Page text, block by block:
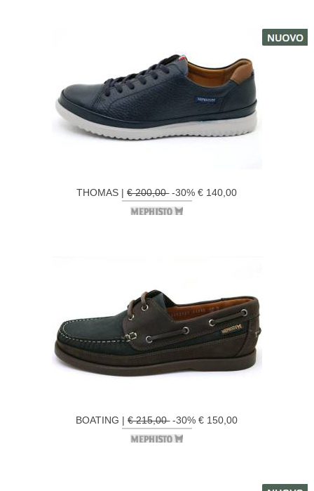
THOMAS |€ 200,00-30% € 140,00
BOATING |€ 215,00-30% € 150,00